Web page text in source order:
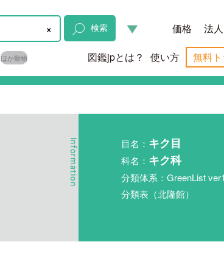
× 検索
ほか動物
価格 法
図鑑jpとは？ 使い方 無料
目名： キク目
科名： キク科
分類体系：GreenList
分類表（北隆館）